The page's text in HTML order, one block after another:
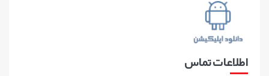
اطلاعات تماس